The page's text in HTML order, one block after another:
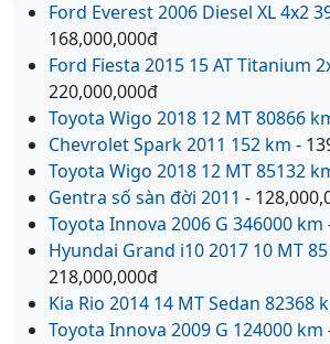
Ford Everest 2006 Diesel XL 4x2
168,000,000đ
Ford Fiesta 2015 15 AT Titanium
220,000,000đ
Toyota Wigo 2018 12 MT 80866
Chevrolet Spark 2011 152 km -
Toyota Wigo 2018 12 MT 85132
Gentra số sàn đời 2011 -
Toyota Innova 2006 G 346000 km
Hyundai Grand i10 2017 10 MT
218,000,000đ
Kia Rio 2014 14 MT Sedan 82368
Toyota Innova 2009 G 124000 km